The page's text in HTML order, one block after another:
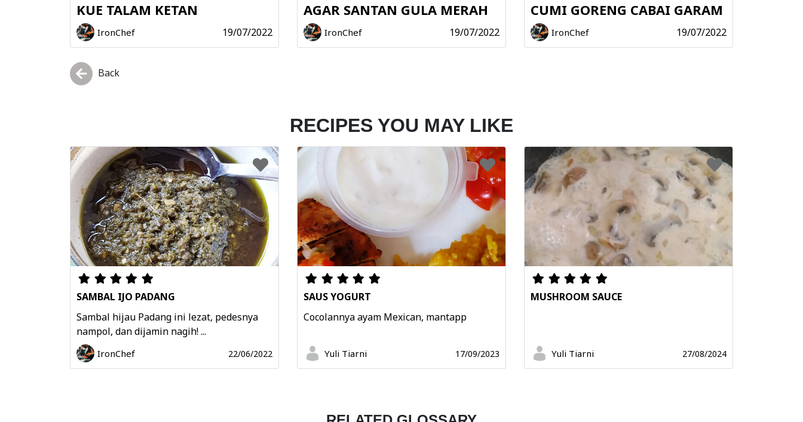
KUE TALAM KETAN
IronChef 19/07/2022
AGAR SANTAN GULA MERAH
IronChef 19/07/2022
CUMI GORENG CABAI GARAM
IronChef 19/07/2022
Back
RECIPES YOU MAY LIKE
SAMBAL IJO PADANG
Sambal hijau Padang ini lezat, pedesnya
nampol, dan dijamin nagih! ...
IronChef 22/06/2022
SAUS YOGURT
Cocolannya ayam Mexican, mantapp
Yuli Tiarni 17/09/2023
MUSHROOM SAUCE
Yuli Tiarni 27/08/2024